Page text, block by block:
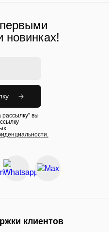
новинках!
рассылку" вы
клиентов